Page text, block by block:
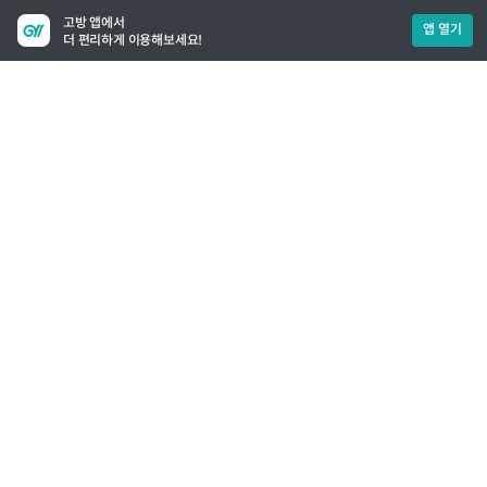
고방 앱에서
더 편리하게 이용해보세요!
앱 열기